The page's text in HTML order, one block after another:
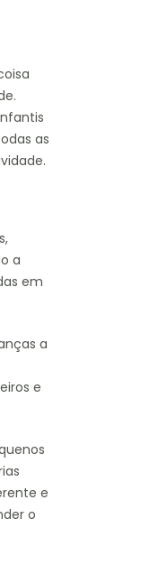
as
a
em
a
e
e
o